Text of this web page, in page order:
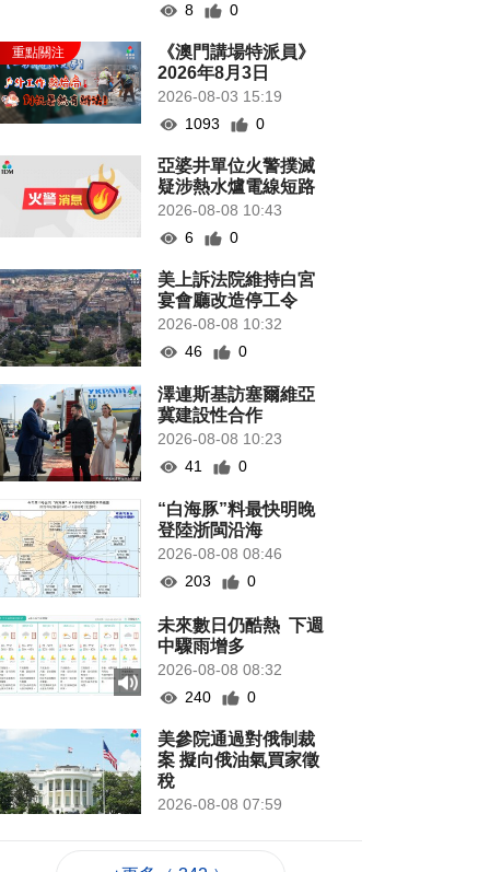
8
0
《澳門講場特派員》
2026年8月3日
2026-08-03 15:19
1093
0
亞婆井單位火警撲滅
疑涉熱水爐電線短路
2026-08-08 10:43
6
0
美上訴法院維持白宮
宴會廳改造停工令
2026-08-08 10:32
46
0
澤連斯基訪塞爾維亞
冀建設性合作
2026-08-08 10:23
41
0
“白海豚”料最快明晚
登陸浙閩沿海
2026-08-08 08:46
203
0
未來數日仍酷熱 下週
中驟雨增多
2026-08-08 08:32
240
0
美參院通過對俄制裁
案 擬向俄油氣買家徵
稅
2026-08-08 07:59